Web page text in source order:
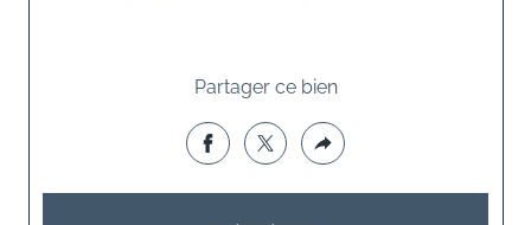
Partager ce bien